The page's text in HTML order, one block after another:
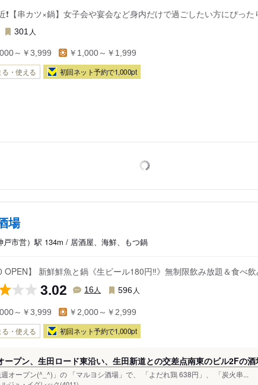
❗️【串カツ×鍋】女子会や宴会など身内だけで過ごしたい方にぴった
301 人
～￥3,999 ￥1,000～￥1,999
・使える 初回ネット予約で1,000pt
場
戸市営）駅 134m / 居酒屋、海鮮、もつ鍋
OPEN】 新鮮鮮魚と鍋《生ビール180円‼》無制限飲み放題＆食べ飲
3.02 16人 596 人
～￥3,999 ￥2,000～￥2,999
・使える 初回ネット予約で1,000pt
ープン、生田ロード東沿い、生田新道との交差点南東のビル2Fの
週オープン(^_^)」の 「マルヨシ酒場」で、 「よだれ鶏 638円」、 「炭火串...